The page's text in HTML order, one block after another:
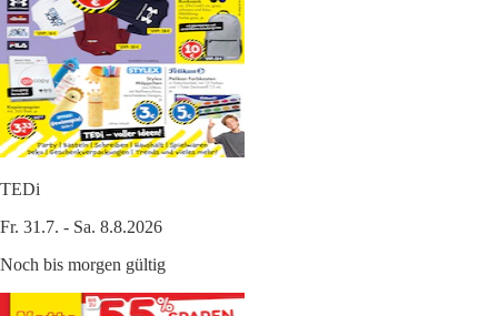
TEDi
Fr. 31.7. - Sa. 8.8.2026
Noch bis morgen gültig